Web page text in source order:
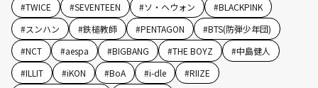
#TWICE #SEVENTEEN #ソ・ヘウォン #BLACKPINK
#スンハン #鉄槌教師 #PENTAGON #BTS(防弾少年団)
#NCT #aespa #BIGBANG #THE BOYZ #中島健人
#ILLIT #iKON #BoA #i-dle #RIIZE